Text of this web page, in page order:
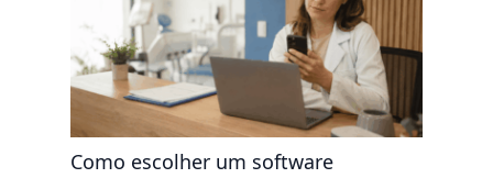
Como escolher um software